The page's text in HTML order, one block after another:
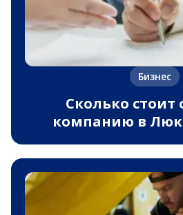
Бизнес
Сколько стоит
компанию в